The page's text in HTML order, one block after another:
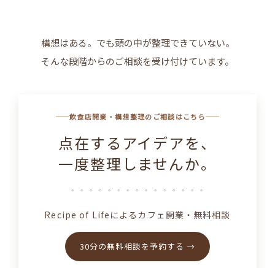
構想はある。でも頭の中が整理できていない。
そんな段階からのご相談を受け付けています。
飲食店開業・構想整理のご相談はこちら
点在するアイデアを、
一度整理しませんか。
⚬ ⚬ ⚬ ⚬ ⚬ ⚬ ⚬ ⚬ ⚬ ⚬ ⚬ ⚬ ⚬ ⚬ ⚬
Recipe of Lifeによるカフェ開業・無料相談
30分の無料相談を予約する →